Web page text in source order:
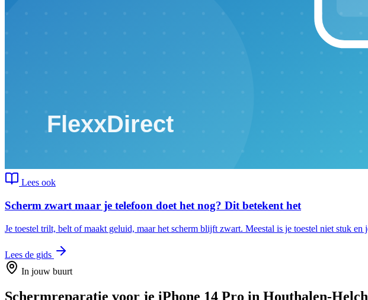
Lees ook
Scherm zwart maar je telefoon doet het nog? Dit betekent het
Je toestel trilt, belt of maakt geluid, maar het scherm blijft zwart. Meestal is je toestel niet stuk
Lees de gids
In jouw buurt
Schermreparatie voor je iPhone 14 Pro in Houthalen-